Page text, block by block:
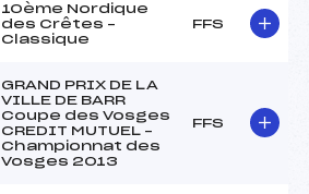
10ème Nordique
des Crêtes –
Classique
FFS
GRAND PRIX DE LA
VILLE DE BARR
Coupe des Vosges
CREDIT MUTUEL –
Championnat des
Vosges 2013
FFS